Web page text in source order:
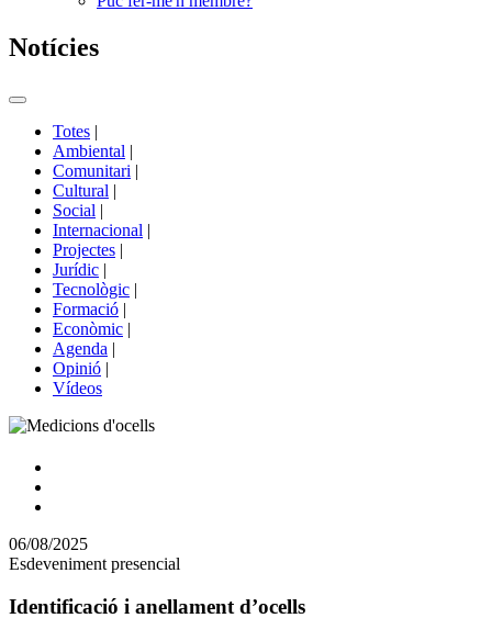
Notícies
Commutador
portals
Totes |
Ambiental |
Comunitari |
Cultural |
Social |
Internacional |
Projectes |
Jurídic |
Tecnològic |
Formació |
Econòmic |
Agenda |
Opinió |
Vídeos
Comparteix
altres
xarxes
06/08/2025
Esdeveniment presencial
Identificació i anellament d’ocells